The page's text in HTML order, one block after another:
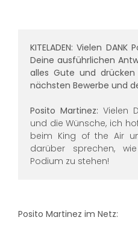
KITELADEN: Vielen
Deine ausführlichen
alles Gute und
nächsten Bewerbe und
Posito Martinez: Vielen
und die Wünsche, ich
beim King of the Air
darüber sprechen,
Podium zu stehen!
Posito Martinez im Netz: